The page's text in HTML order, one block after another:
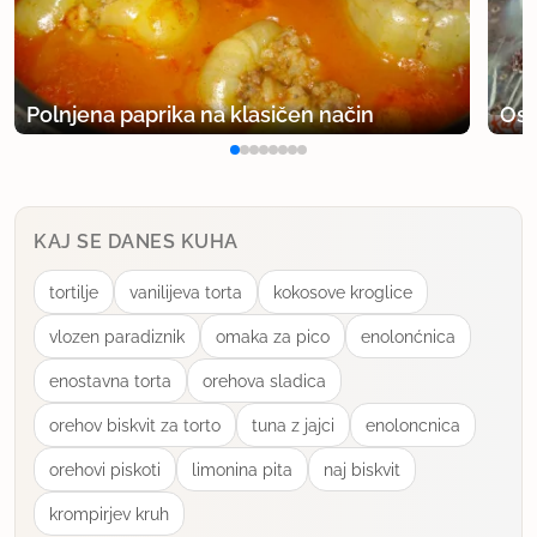
jaz poskusila? ;) Sem pa do sedaj vedno delala, kot
je zapisano v receptu.
Ja, masa se pa v tem času, ko stoji, prepoji in
postane bolj kompaktna. Lepo jo zaviješ v prtič in
uporabno
Polnjena paprika na klasičen način
KAJ SE DANES KUHA
tortilje vanilijeva torta kokosove kroglice
vlozen paradiznik omaka za pico enolonćnica
enostavna torta orehova sladica
orehov biskvit za torto tuna z jajci enoloncnica
orehovi piskoti limonina pita naj biskvit
krompirjev kruh